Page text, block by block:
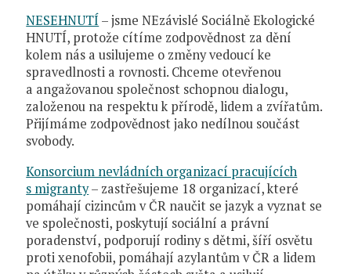
NESEHNUTÍ – jsme NEzávislé Sociálně Ekologické
HNUTÍ, protože cítíme zodpovědnost za dění
kolem nás a usilujeme o změny vedoucí ke
spravedlnosti a rovnosti. Chceme otevřenou
a angažovanou společnost schopnou dialogu,
založenou na respektu k přírodě, lidem a zvířatům.
Přijímáme zodpovědnost jako nedílnou součást
svobody.
Konsorcium nevládních organizací pracujících
s migranty– zastřešujeme 18 organizací, které
pomáhají cizincům v ČR naučit se jazyk a vyznat se
ve společnosti, poskytují sociální a právní
poradenství, podporují rodiny s dětmi, šíří osvětu
proti xenofobii, pomáhají azylantům v ČR a lidem